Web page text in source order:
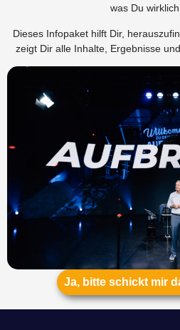
was Du
Dieses Infopakethilft Dir,
zeigt Dir alle Inhalte, Ergebnisse
Ja, bitte schickt mir